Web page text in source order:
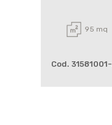
95 mq
Cod.